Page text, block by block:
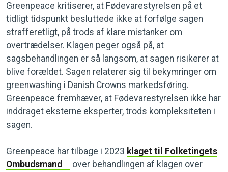
Greenpeace kritiserer, at Fødevarestyrelsen på et
tidligt tidspunkt besluttede ikke at forfølge sagen
strafferetligt, på trods af klare mistanker om
overtrædelser. Klagen peger også på, at
sagsbehandlingen er så langsom, at sagen risikerer at
blive forældet. Sagen relaterer sig til bekymringer om
greenwashing i Danish Crowns markedsføring.
Greenpeace fremhæver, at Fødevarestyrelsen ikke har
inddraget eksterne eksperter, trods kompleksiteten i
sagen.
Greenpeace har tilbage i 2023 klaget til Folketingets
Ombudsmand
over behandlingen af klagen over